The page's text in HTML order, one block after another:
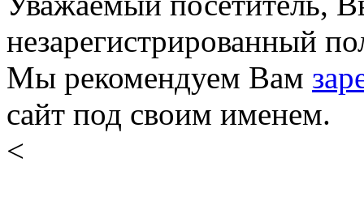
незарегистрированный
Мы рекомендуем Вам
сайт под своим именем.
<